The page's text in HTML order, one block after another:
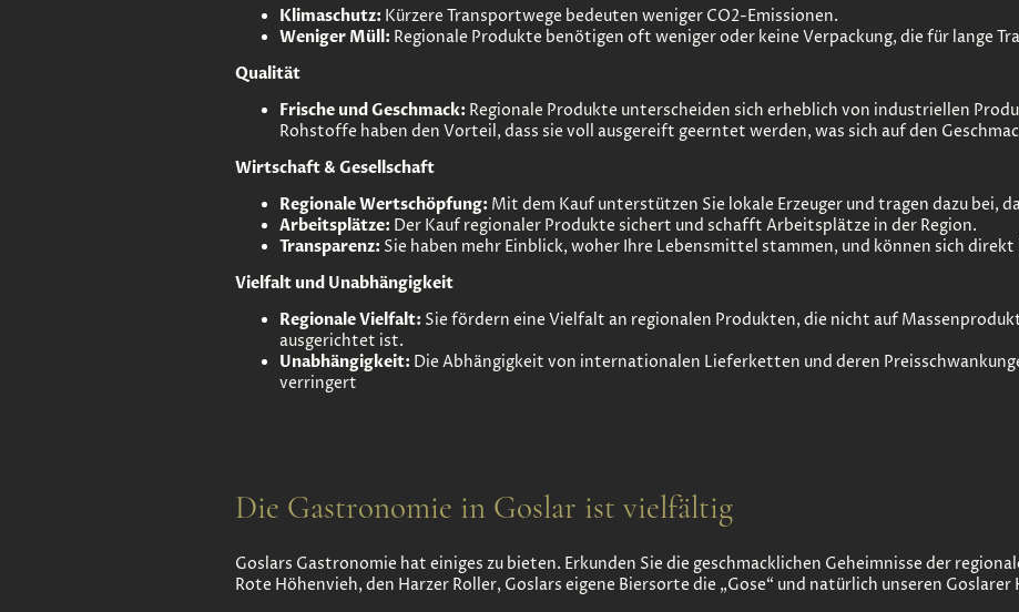
Klimaschutz: Kürzere Transportwege bedeuten weniger CO2-Emissionen.
Weniger Müll: Regionale Produkte benötigen oft weniger oder keine Verpackung, die für lange
Qualität
Frische und Geschmack: Regionale Produkte unterscheiden sich erheblich von industriellen
Rohstoffe haben den Vorteil, dass sie voll ausgereift geerntet werden, was sich auf den
Wirtschaft & Gesellschaft
Regionale Wertschöpfung: Mit dem Kauf unterstützen Sie lokale Erzeuger und tragen dazu bei,
Arbeitsplätze: Der Kauf regionaler Produkte sichert und schafft Arbeitsplätze in der Region.
Transparenz: Sie haben mehr Einblick, woher Ihre Lebensmittel stammen, und können sich
Vielfalt und Unabhängigkeit
Regionale Vielfalt: Sie fördern eine Vielfalt an regionalen Produkten, die nicht auf
ausgerichtet ist.
Unabhängigkeit: Die Abhängigkeit von internationalen Lieferketten und deren
verringert
Die Gastronomie in Goslar ist vielfältig
Goslars Gastronomie hat einiges zu bieten. Erkunden Sie die geschmacklichen Geheimnisse der
Rote Höhenvieh, den Harzer Roller, Goslars eigene Biersorte die „Gose“ und natürlich unseren